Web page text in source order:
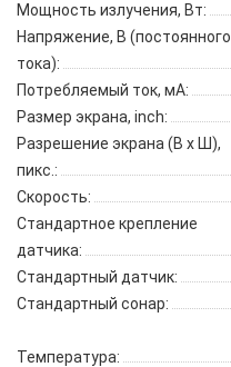
Мощность излучения, Вт:
Напряжение, В (постоянного
тока):
Потребляемый ток, мА:
Размер экрана, inch:
Разрешение экрана (В x Ш),
пикс.:
Скорость:
Стандартное крепление
датчика:
Стандартный датчик:
Стандартный сонар:
Температура: